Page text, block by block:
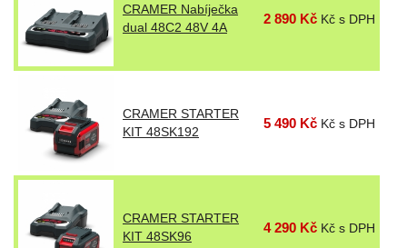
CRAMER Nabíječka
dual 48C2 48V 4A
2 890 Kč Kč s DPH
CRAMER STARTER
KIT 48SK192
5 490 Kč Kč s DPH
CRAMER STARTER
KIT 48SK96
4 290 Kč Kč s DPH